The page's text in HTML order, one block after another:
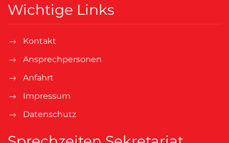
Wichtige Links
Kontakt
Ansprechpersonen
Anfahrt
Impressum
Datenschutz